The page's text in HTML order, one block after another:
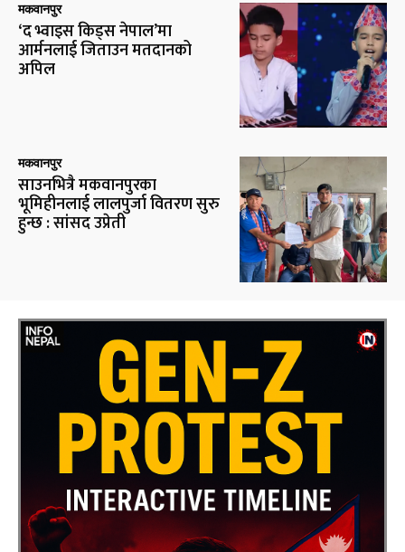
मकवानपुर
‘द भ्वाइस किड्स नेपाल’मा
आर्मनलाई जिताउन मतदानको
अपिल
मकवानपुर
साउनभित्रै मकवानपुरका
भूमिहीनलाई लालपुर्जा वितरण सुरु
हुन्छ : सांसद उप्रेती